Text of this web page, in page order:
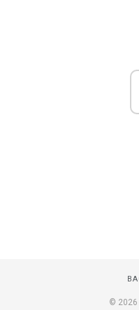
© 2026